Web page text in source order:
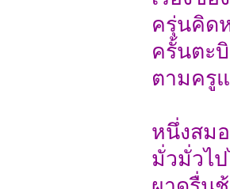
ครุ่นคิด
ครั้นตะ
ตามครู
หนึ่งสม
มั่วมั่วไ